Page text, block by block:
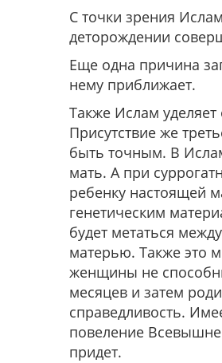
С точки зрения
деторождении
Еще одна причина
нему приближает.
Также Ислам
Присутствие же
быть точным. В
мать. А при
ребенку настоящей
генетическим
будет метаться
матерью. Также это
женщины не
месяцев и затем
справедливость.
повеление
придет.